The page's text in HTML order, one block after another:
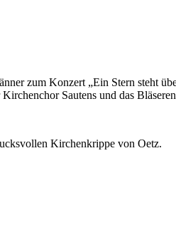
zum Konzert „Ein Stern steht
Sautens und das
Kirchenkrippe von Oetz.